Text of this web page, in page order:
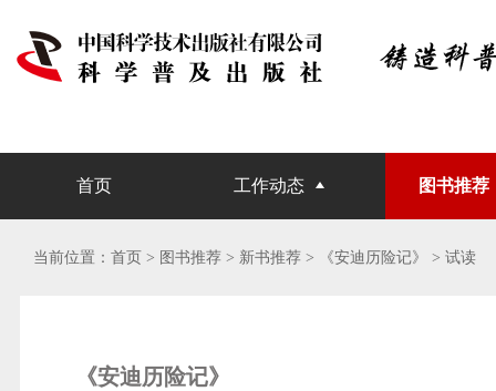
首页 工作动态 图书推荐
当前位置： 首页 > 图书推荐 > 新书推荐 > 《安迪历险记》 > 试读
《安迪历险记》